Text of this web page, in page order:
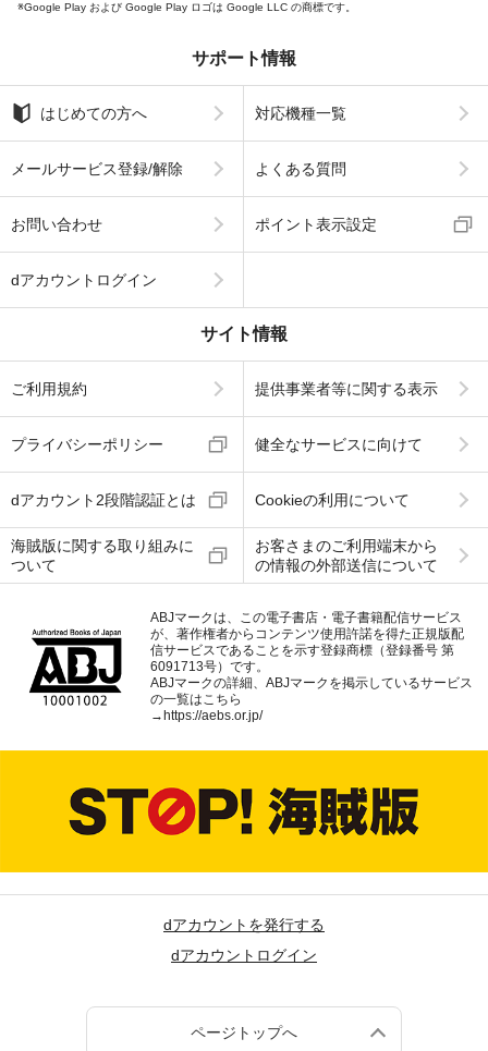
Google Play および Google Play ロゴは Google LLC の商標です。
サポート情報
はじめての方へ 対応機種一覧
メールサービス登録/解除 よくある質問
お問い合わせ ポイント表示設定
dアカウントログイン
サイト情報
ご利用規約 提供事業者等に関する表示
プライバシーポリシー 健全なサービスに向けて
dアカウント2段階認証とは Cookieの利用について
海賊版に関する取り組みに
ついて
お客さまのご利用端末から
の情報の外部送信について
ABJマークは、この電子書店・電子書籍配信サービス
が、著作権者からコンテンツ使用許諾を得た正規版配
信サービスであることを示す登録商標（登録番号 第
6091713号）です。
ABJマークの詳細、ABJマークを掲示しているサービス
の一覧はこちら
→ https://aebs.or.jp/
dアカウントを発行する
dアカウントログイン
ページトップへ